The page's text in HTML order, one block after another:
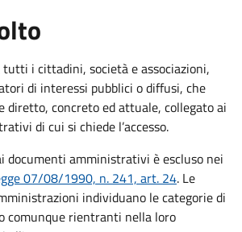
i cittadini, società e associazioni,
di interessi pubblici o diffusi, che
diretto, concreto ed attuale, collegato ai
di cui si chiede l’accesso.
documenti amministrativi è escluso nei
07/08/1990, n. 241, art. 24. Le
individuano le categorie di
comunque rientranti nella loro